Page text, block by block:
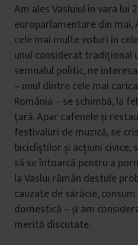
Am ales Vasluiul în vara lui
europarlamentare din mai,
cele mai multe voturi în
unul considerat tradițional
semnalul politic, ne
– unul dintre cele mai
România – se schimbă, la
țară. Apar cafenele și
festivaluri de muzică, se
bicicliștilor și acțiuni
să se întoarcă pentru a
la Vaslui rămân destule
cauzate de sărăcie,
domestică – și am
merită discutate.